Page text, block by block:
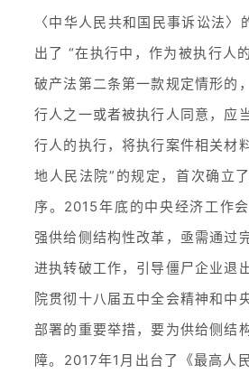
〈中华人民共和国民事诉讼法
出了 “在执行中，作为被执行人
破产法第二条第一款规定情形的
行人之一或者被执行人同意，应
行人的执行，将执行案件相关材
地人民法院”的规定，首次确立
序。2015年底的中央经济工作
强供给侧结构性改革，亟需通过
进执转破工作，引导僵尸企业退
院贯彻十八届五中全会精神和中
部署的重要举措，要为供给侧结
障。2017年1月出台了《最高人